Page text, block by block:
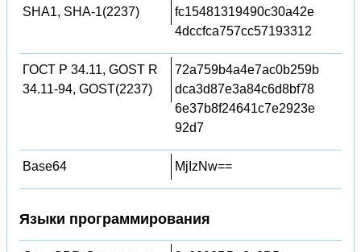
SHA1, SHA-1(2237)
fc15481319490c30a42e
4dccfca757cc57193312
ГОСТ Р 34.11, GOST R
34.11-94, GOST(2237)
72a759b4a4e7ac0b259b
dca3d87e3a84c6d8bf78
6e37b8f24641c7e2923e
92d7
Base64 MjIzNw==
Языки программирования